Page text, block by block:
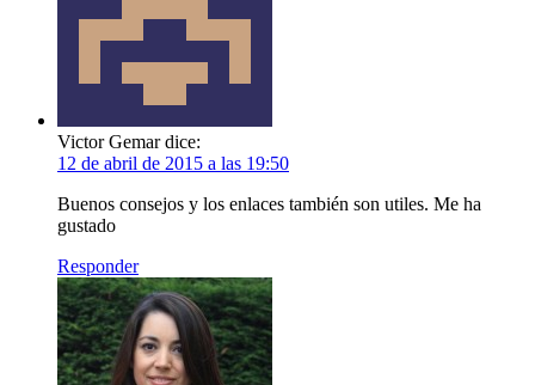
Victor Gemar dice:
12 de abril de 2015 a las 19:50
Buenos consejos y los enlaces también son utiles. Me ha
gustado
Responder